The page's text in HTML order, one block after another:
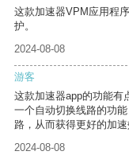
这款加速器VPM应用程
护。
2024-08-08
游客
这款加速器app的功能有
一个自动切换线路的功
路，从而获得更好的加速
2024-08-08